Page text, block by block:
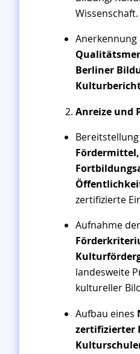
Wissenschaft.
Anerkennung
Berliner
Anreize und
Bereitstellung
Fördermittel,
zertifizierte
Aufnahme
landesweite
kultureller
Aufbau eines
zertifizierter